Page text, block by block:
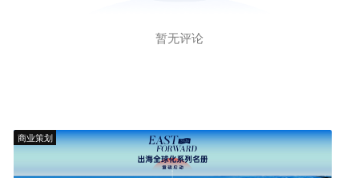
暂无评论
商业策划